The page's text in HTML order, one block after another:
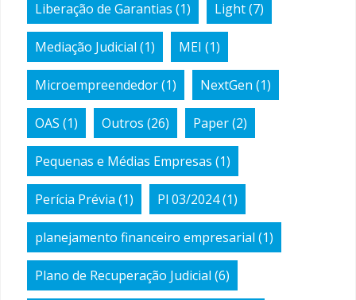
Liberação de Garantias (1) Light(7)
Mediação Judicial (1) MEI (1)
Microempreendedor(1) NextGen (1)
OAS (1) Outros (26) Paper(2)
Pequenas e Médias Empresas (1)
Perícia Prévia (1) Pl 03/2024(1)
planejamento financeiro empresarial (1)
Plano de Recuperação Judicial (6)